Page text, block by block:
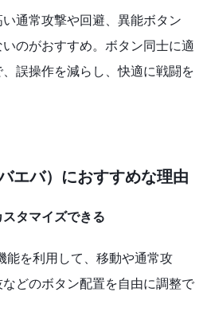
通常攻撃や回避、異能ボタン
のがおすすめ。ボタン同士に適
誤操作を減らし、快適に戦闘を
エバ）におすすめな理由
タマイズできる
能を利用して、移動や通常攻
どのボタン配置を自由に調整で